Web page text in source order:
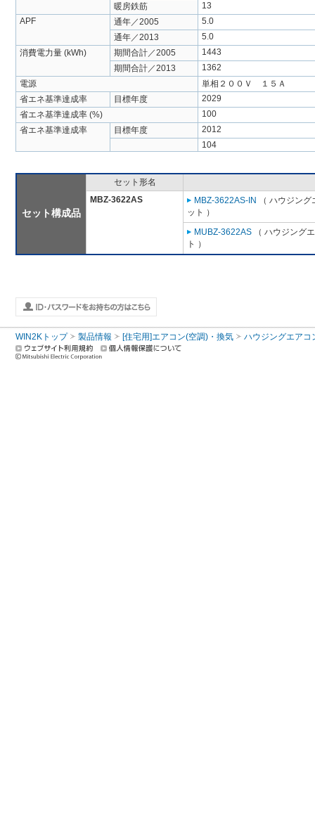
暖房鉄筋
13
APF
通年／2005
5.0
通年／2013
5.0
消費電力量 (kWh)
期間合計／2005
1443
期間合計／2013
1362
電源
単相２００Ｖ １５Ａ
省エネ基準達成率
目標年度
2029
省エネ基準達成率 (%)
100
省エネ基準達成率
目標年度
2012
104
セット構成品
セット形名
MBZ-3622AS
MBZ-3622AS-IN
（ ハウジン
ット ）
MUBZ-3622AS （ ハウジング
ト ）
WIN2Kトップ 製品情報 [住宅用]エアコン(空調)・換気 ハウジングエアコ